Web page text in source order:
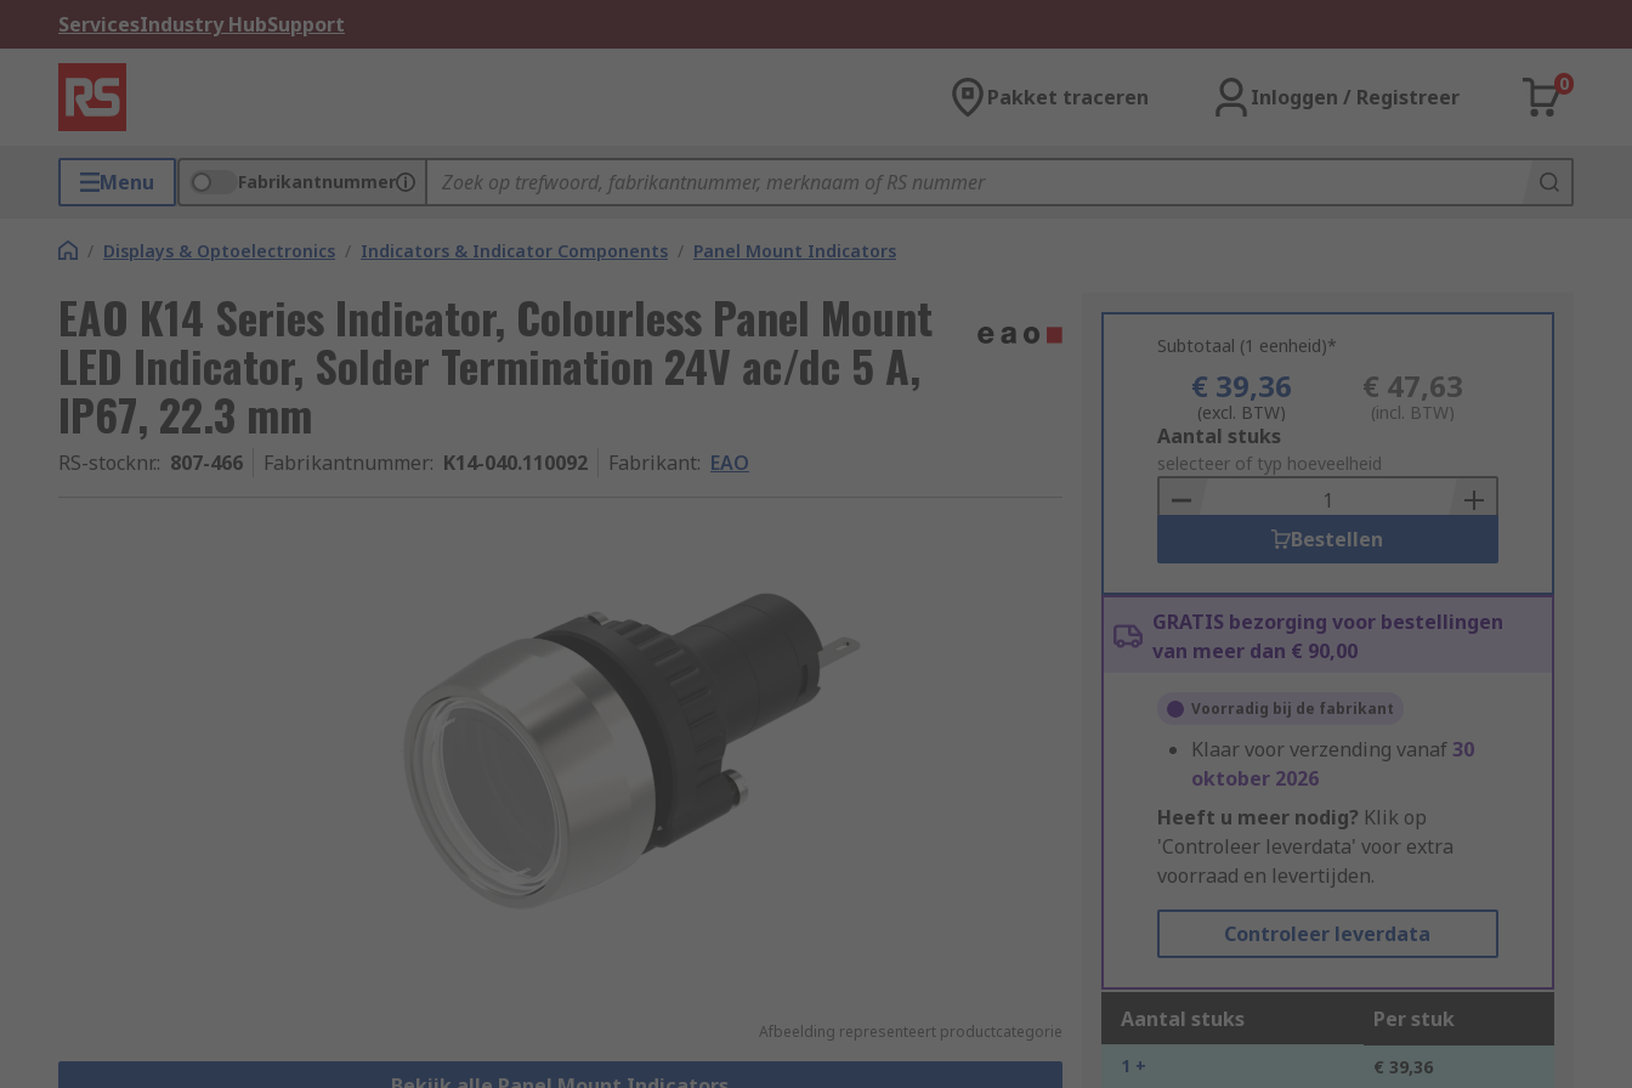
ServicesIndustry HubSupport
Pakket traceren Inloggen / Registreer
0
Menu Fabrikantnummer
/ Displays & Optoelectronics / Indicators & Indicator Components / Panel Mount Indicators
EAO K14 Series Indicator, Colourless Panel Mount
LED Indicator, Solder Termination 24V ac/dc 5 A,
IP67, 22.3 mm
RS-stocknr.: 807-466 Fabrikantnummer: K14-040.110092 Fabrikant: EAO
Afbeelding representeert productcategorie
Subtotaal (1 eenheid)*
€ 39,36
(excl. BTW)
€ 47,63
(incl. BTW)
Add
to
Basket
Aantal stuks
selecteer of typ hoeveelheid
Bestellen
GRATIS bezorging voor bestellingen
van meer dan € 90,00
Voorradig bij de fabrikant
Klaar voor verzending vanaf30
oktober 2026
Heeft u meer nodig? Klik op
'Controleer leverdata' voor extra
voorraad en levertijden.
Controleer leverdata
Aantal stuks Per stuk
1 + € 39,36